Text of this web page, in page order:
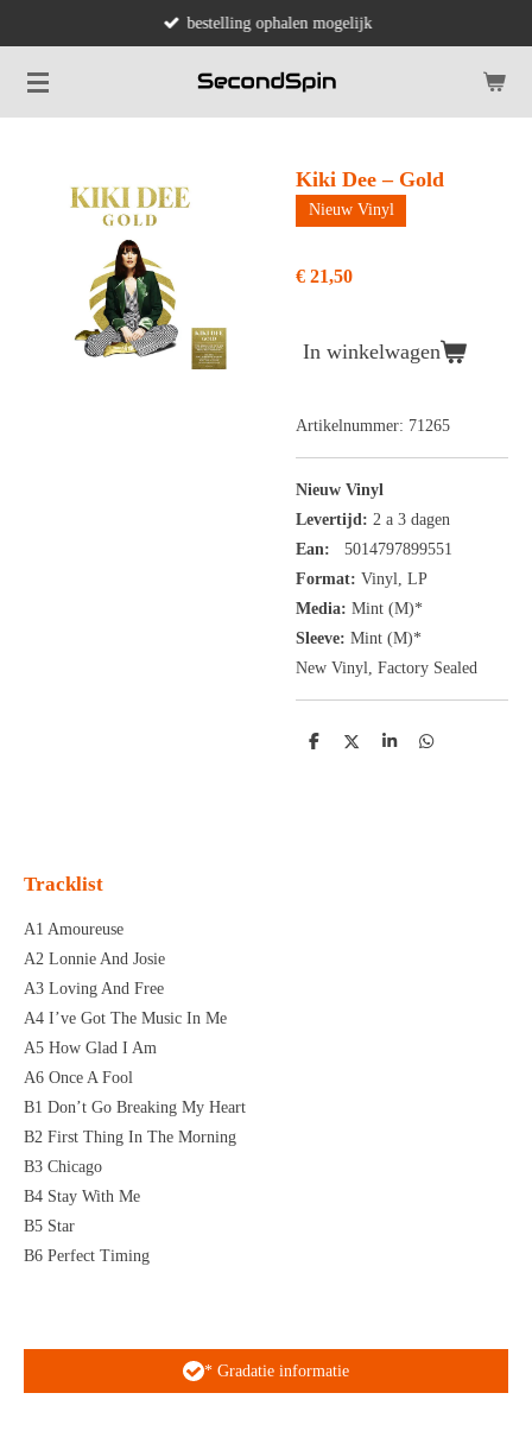
naar
de
bestelling ophalen mogelijk
Kiki Dee – Gold
Nieuw Vinyl
€ 21,50
In winkelwagen
Artikelnummer: 71265
Nieuw Vinyl
Levertijd: 2 a 3 dagen
Ean:
5014797899551
Format: Vinyl, LP
Media: Mint (M)*
Sleeve: Mint (M)*
New Vinyl, Factory Sealed
D
D
S
D
Tracklist
A1 Amoureuse
A2 Lonnie And Josie
A3 Loving And Free
A4 I’ve Got The Music In Me
A5 How Glad I Am
A6 Once A Fool
B1 Don’t Go Breaking My Heart
B2 First Thing In The Morning
B3 Chicago
B4 Stay With Me
B5 Star
B6 Perfect Timing
* Gradatie informatie